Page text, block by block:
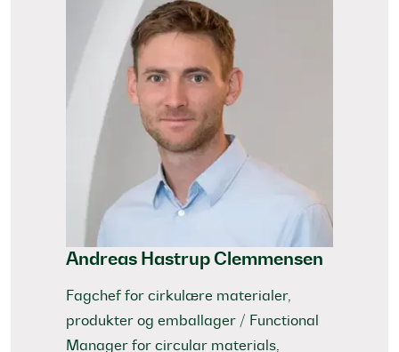
Andreas Hastrup Clemmensen
Fagchef for cirkulære materialer,
produkter og emballager / Functional
Manager for circular materials,